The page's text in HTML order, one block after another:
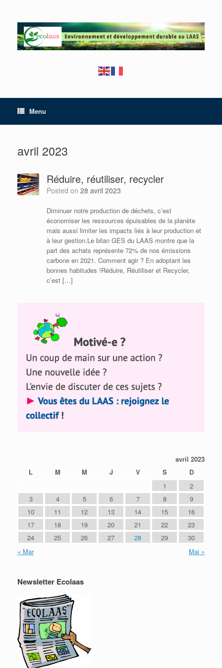
content
Menu
avril 2023
Réduire, réutiliser, recycler
Posted on 28 avril 2023
Diminuer notre production de déchets, c’est
économiser les ressources épuisables de la planète
mais aussi limiter les impacts liés à leur production et
à leur gestion.Le bilan GES du LAAS montre que la
part des achats représente 72% de nos émissions
carbone en 2021. Comment agir ? En adoptant les
bonnes habitudes !Réduire, Réutiliser et Recycler,
c’est […]
avril 2023
L
M M J V S
D
1
2
3
4 5 6 7 8
9
10
11 12 13 14 15
16
17
18 19 20 21 22
23
24
25 26 27 28 29
30
« Mar
Mai »
Newsletter Ecolaas